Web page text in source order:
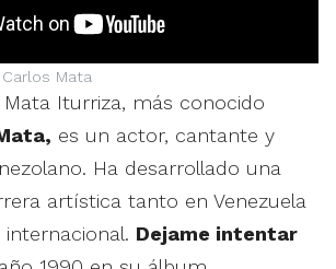
Mata
Mata Iturriza, más conocido
es un actor, cantante y
Ha desarrollado una
artística tanto en Venezuela
Dejame intentar